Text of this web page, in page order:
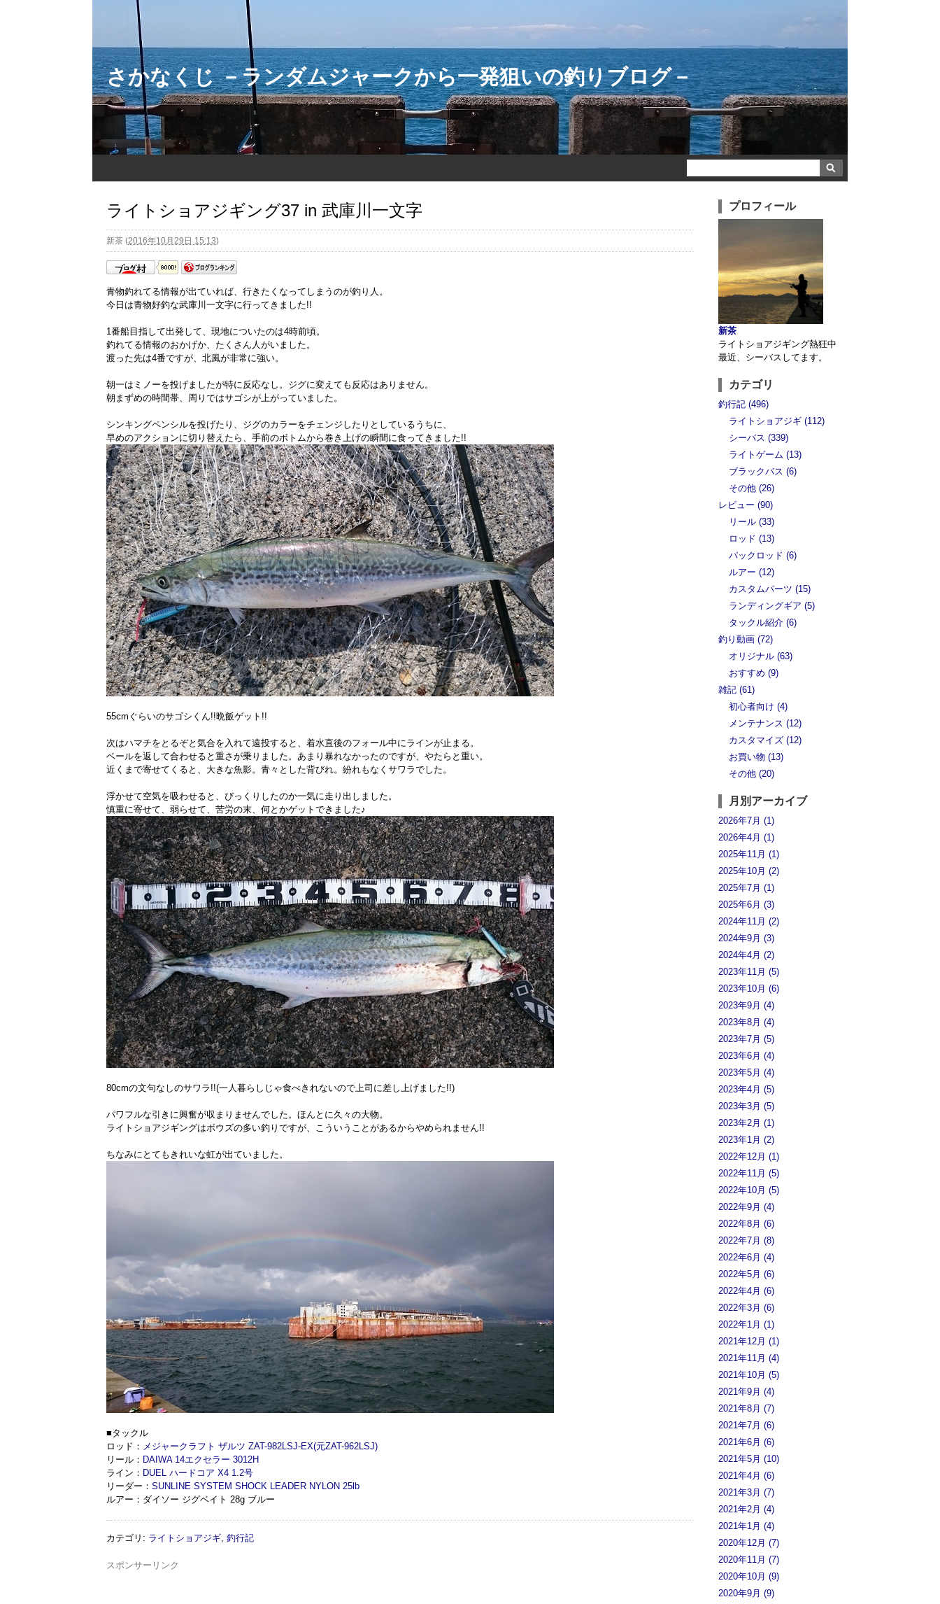
さかなくじ －ランダムジャークから一発狙いの釣りブログ－
ライトショアジギング37 in 武庫川一文字
新茶 (2016年10月29日 15:13)
青物釣れてる情報が出ていれば、行きたくなってしまうのが釣り人。
今日は青物好釣な武庫川一文字に行ってきました!!
1番船目指して出発して、現地についたのは4時前頃。
釣れてる情報のおかげか、たくさん人がいました。
渡った先は4番ですが、北風が非常に強い。
朝一はミノーを投げましたが特に反応なし。ジグに変えても反応はありません。
朝まずめの時間帯、周りではサゴシが上がっていました。
シンキングペンシルを投げたり、ジグのカラーをチェンジしたりとしているうちに、
早めのアクションに切り替えたら、手前のボトムから巻き上げの瞬間に食ってきました!!
55cmぐらいのサゴシくん!!晩飯ゲット!!
次はハマチをとるぞと気合を入れて遠投すると、着水直後のフォール中にラインが止まる。
ベールを返して合わせると重さが乗りました。あまり暴れなかったのですが、やたらと重い。
近くまで寄せてくると、大きな魚影。青々とした背びれ。紛れもなくサワラでした。
浮かせて空気を吸わせると、びっくりしたのか一気に走り出しました。
慎重に寄せて、弱らせて、苦労の末、何とかゲットできました♪
80cmの文句なしのサワラ!!(一人暮らしじゃ食べきれないので上司に差し上げました!!)
パワフルな引きに興奮が収まりませんでした。ほんとに久々の大物。
ライトショアジギングはボウズの多い釣りですが、こういうことがあるからやめられません!!
ちなみにとてもきれいな虹が出ていました。
■タックル
ロッド： メジャークラフト ザルツ ZAT-982LSJ-EX(元ZAT-962LSJ)
リール： DAIWA 14エクセラー 3012H
ライン： DUEL ハードコア X4 1.2号
リーダー： SUNLINE SYSTEM SHOCK LEADER NYLON 25lb
ルアー：ダイソー ジグベイト 28g ブルー
カテゴリ : ライトショアジギ 釣行記
スポンサーリンク
プロフィール
新茶
ライトショアジギング熱狂中
最近、シーバスしてます。
カテゴリ
釣行記 (496)
ライトショアジギ (112)
シーバス (339)
ライトゲーム (13)
ブラックバス (6)
その他 (26)
レビュー (90)
リール (33)
ロッド (13)
パックロッド (6)
ルアー (12)
カスタムパーツ (15)
ランディングギア (5)
タックル紹介 (6)
釣り動画 (72)
オリジナル (63)
おすすめ (9)
雑記 (61)
初心者向け (4)
メンテナンス (12)
カスタマイズ (12)
お買い物 (13)
その他 (20)
月別アーカイブ
2026年7月 (1)
2026年4月 (1)
2025年11月 (1)
2025年10月 (2)
2025年7月 (1)
2025年6月 (3)
2024年11月 (2)
2024年9月 (3)
2024年4月 (2)
2023年11月 (5)
2023年10月 (6)
2023年9月 (4)
2023年8月 (4)
2023年7月 (5)
2023年6月 (4)
2023年5月 (4)
2023年4月 (5)
2023年3月 (5)
2023年2月 (1)
2023年1月 (2)
2022年12月 (1)
2022年11月 (5)
2022年10月 (5)
2022年9月 (4)
2022年8月 (6)
2022年7月 (8)
2022年6月 (4)
2022年5月 (6)
2022年4月 (6)
2022年3月 (6)
2022年1月 (1)
2021年12月 (1)
2021年11月 (4)
2021年10月 (5)
2021年9月 (4)
2021年8月 (7)
2021年7月 (6)
2021年6月 (6)
2021年5月 (10)
2021年4月 (6)
2021年3月 (7)
2021年2月 (4)
2021年1月 (4)
2020年12月 (7)
2020年11月 (7)
2020年10月 (9)
2020年9月 (9)